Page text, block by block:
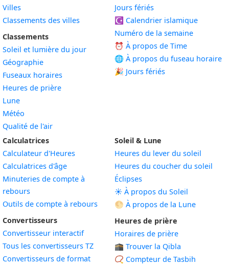
Villes
Classements des villes
Classements
Soleil et lumière du jour
Géographie
Fuseaux horaires
Heures de prière
Lune
Météo
Qualité de l'air
Jours fériés
☪️ Calendrier islamique
Numéro de la semaine
⏰ À propos de Time
🌐 À propos du fuseau horaire
🎉 Jours fériés
Calculatrices
Calculateur d'Heures
Calculatrices d'âge
Minuteries de compte à
rebours
Outils de compte à rebours
Convertisseurs
Convertisseur interactif
Tous les convertisseurs TZ
Convertisseurs de format
Soleil & Lune
Heures du lever du soleil
Heures du coucher du soleil
Éclipses
☀️ À propos du Soleil
🌕 À propos de la Lune
Heures de prière
Horaires de prière
🕋 Trouver la Qibla
📿 Compteur de Tasbih